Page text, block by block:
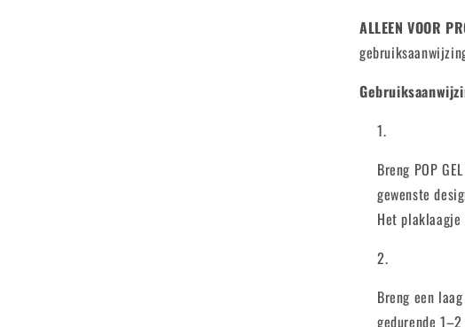
ALLEEN VOOR
Breng POP
gewenste
Het
Breng een
gedurende